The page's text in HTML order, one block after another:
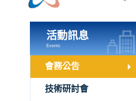
活動訊息
Events
會務公告
技術研討會